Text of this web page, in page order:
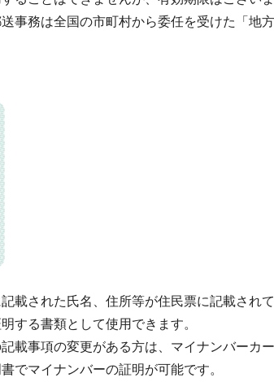
事務は全国の市町村から委任を受けた「地
載された氏名、住所等が住民票に記載され
する書類として使用できます。
載事項の変更がある方は、マイナンバーカ
でマイナンバーの証明が可能です。